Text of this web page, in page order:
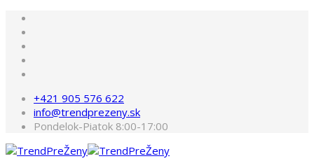
+421 905 576 622
info@trendprezeny.sk
Pondelok-Piatok 8:00-17:00